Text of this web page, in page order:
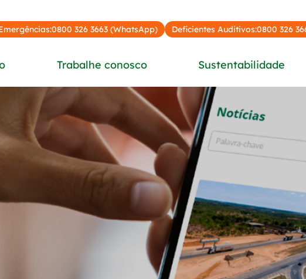
0800 326 3663 (WhatsApp) Deficientes Auditivos:0800 326
Trabalhe conosco Sustentabilidade